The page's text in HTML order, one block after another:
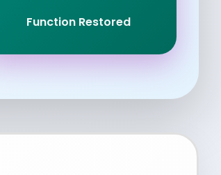
Function Restored